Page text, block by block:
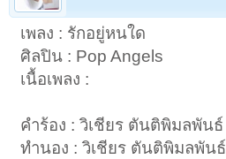
เพลง : รักอยู่หนใด
ศิลปิน : Pop Angels
เนื้อเพลง :
คำร้อง : วิเชียร ตันติพิมลพันธ์
ทำนอง : วิเชียร ตันติพิมลพันธ์